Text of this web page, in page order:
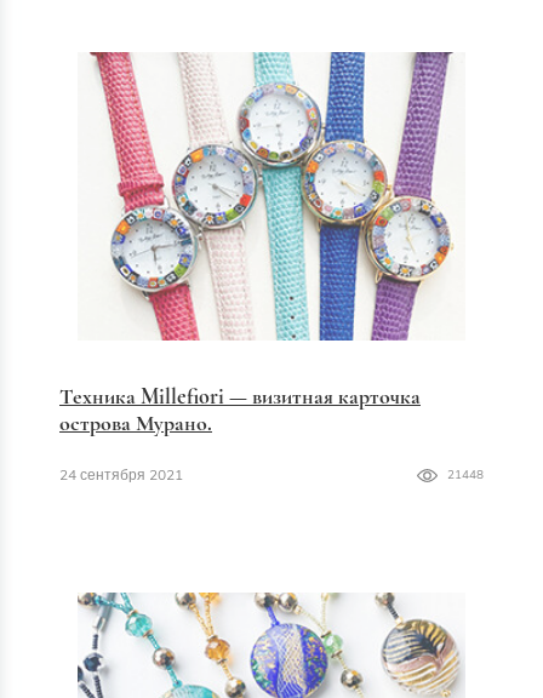
Техника Millefiori — визитная карточка
острова Мурано.
24 сентября 2021 21448